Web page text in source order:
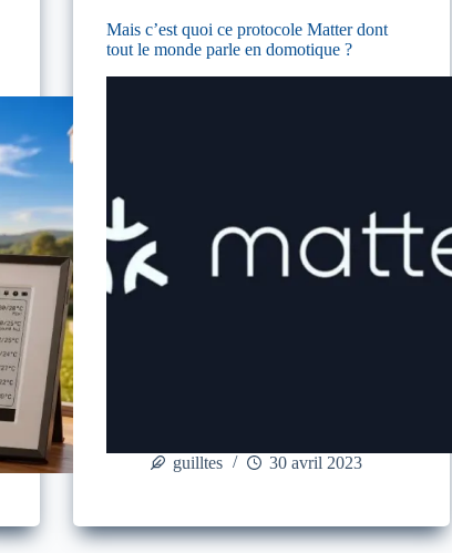
Mais c’est quoi ce protocole Matter dont
tout le monde parle en domotique ?
guilltes 30 avril 2023